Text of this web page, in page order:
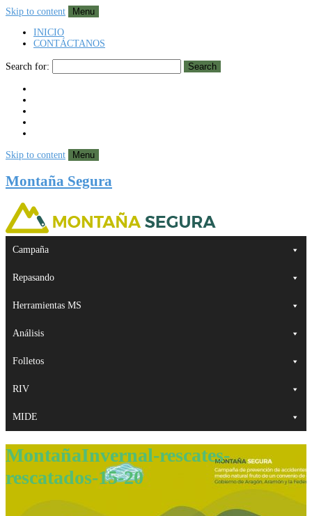
Skip to content
Menu
INICIO
CONTÁCTANOS
Search for: Search
Skip to content Menu
Montaña Segura
Campaña
Repasando
Herramientas MS
Análisis
Folletos
RIV
MIDE
MontañaInvernal-rescates-
rescatados-15-20